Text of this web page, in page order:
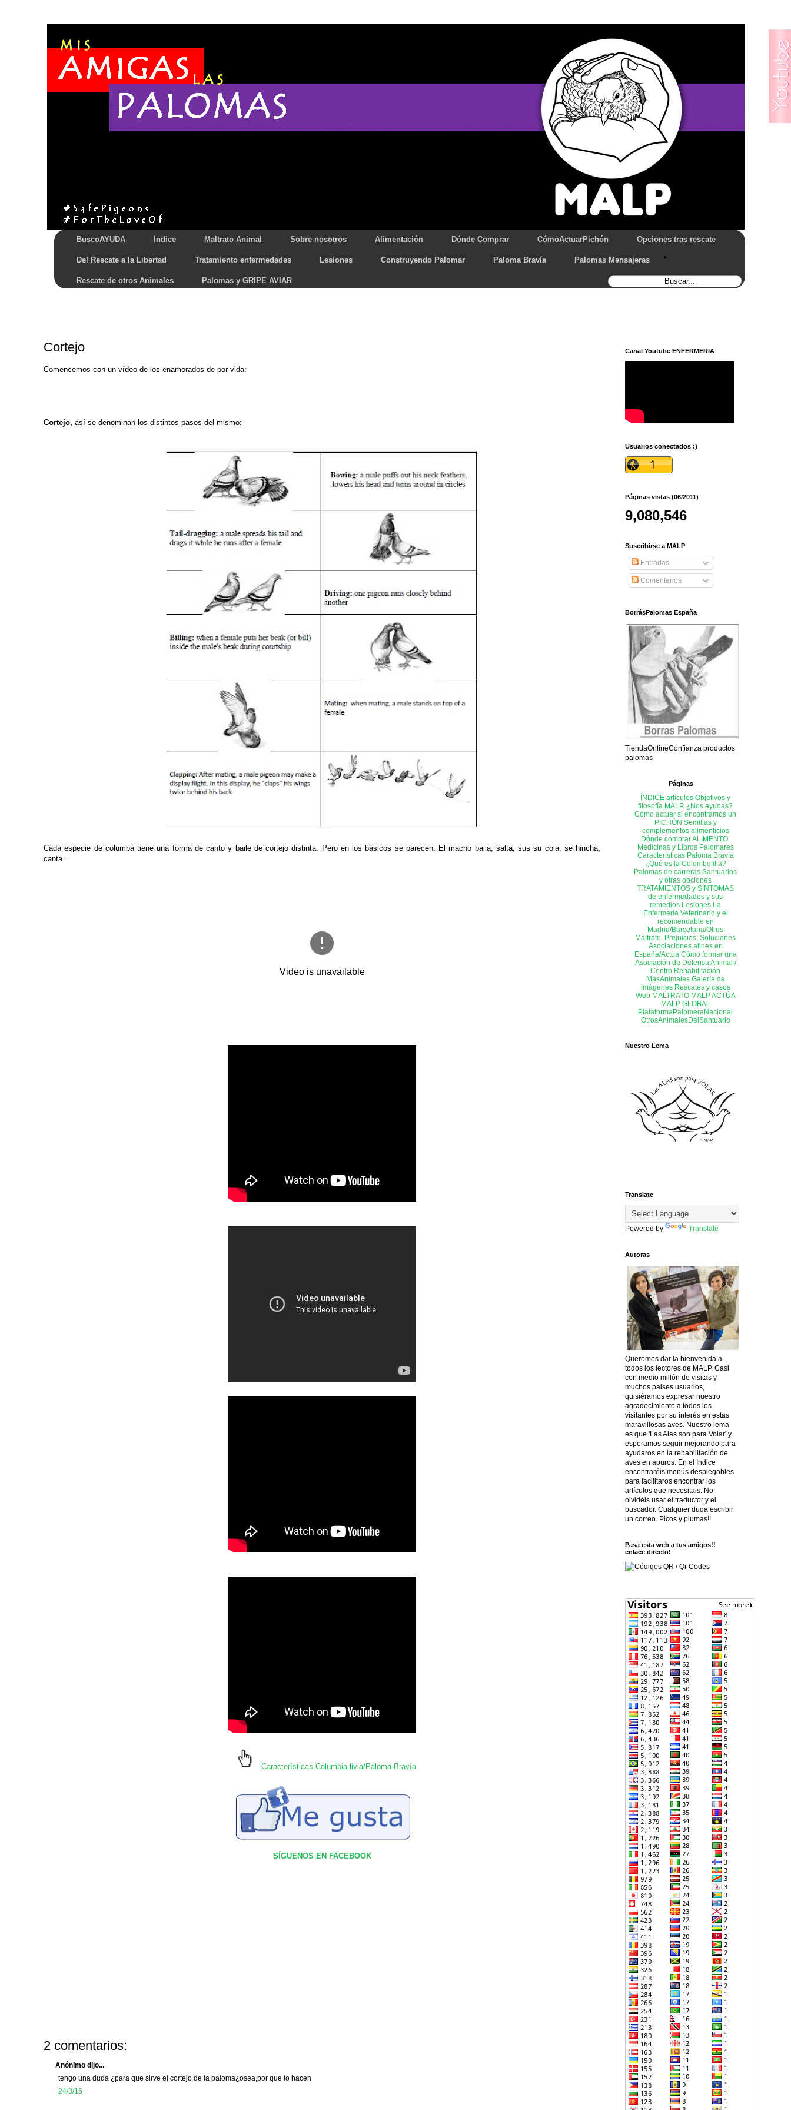
BuscoAYUDA Indice Maltrato Animal Sobre nosotros Alimentación Dónde Comprar CómoActuarPichón Opciones tras rescate
Del Rescate a la Libertad Tratamiento enfermedades Lesiones Construyendo Palomar Paloma Bravía Palomas Mensajeras
Rescate de otros Animales Palomas y GRIPE AVIAR
Cortejo
Comencemos con un vídeo de los enamorados de por vida:
Cortejo, así se denominan los distintos pasos del mismo:
Cada especie de columba tiene una forma de canto y baile de cortejo distinta. Pero en los básicos se parecen. El macho baila, salta, sus su cola, se hincha,
canta...
Características Columbia livia/Paloma Bravía
SÍGUENOS EN FACEBOOK
2 comentarios:
Anónimo dijo...
tengo una duda ¿para que sirve el cortejo de la paloma¿osea,por que lo hacen
24/3/15
Canal Youtube ENFERMERIA
Usuarios conectados :)
Páginas vistas (06/2011)
9,080,546
Suscribirse a MALP
Entradas
Comentarios
BorrásPalomas España
TiendaOnlineConfianza productos
palomas
Páginas
ÍNDICE artículos Objetivos y
filosofía MALP. ¿Nos ayudas?
Cómo actuar si encontramos un
PICHÓN Semillas y
complementos alimenticios
Dónde comprar ALIMENTO,
Medicinas y Libros Palomares
Características Paloma Bravía
¿Qué es la Colombofilia?
Palomas de carreras Santuarios
y otras opciones
TRATAMIENTOS y SÍNTOMAS
de enfermedades y sus
remedios Lesiones La
Enfermería Veterinario y el
recomendable en
Madrid/Barcelona/Otros
Maltrato, Prejuicios, Soluciones
Asociaciones afines en
España/Actúa Cómo formar una
Asociación de Defensa Animal /
Centro Rehabilitación
MásAnimales Galería de
imágenes Rescates y casos
Web MALTRATO MALP ACTÚA
MALP GLOBAL
PlataformaPalomeraNacional
OtrosAnimalesDelSantuario
Nuestro Lema
Translate
Powered by Translate
Autoras
Queremos dar la bienvenida a
todos los lectores de MALP. Casi
con medio millón de visitas y
muchos paises usuarios,
quisiéramos expresar nuestro
agradecimiento a todos los
visitantes por su interés en estas
maravillosas aves. Nuestro lema
es que 'Las Alas son para Volar' y
esperamos seguir mejorando para
ayudaros en la rehabilitación de
aves en apuros. En el Indice
encontraréis menús desplegables
para facilitaros encontrar los
artículos que necesitais. No
olvidéis usar el traductor y el
buscador. Cualquier duda escribir
un correo. Picos y plumas!!
Pasa esta web a tus amigos!!
enlace directo!